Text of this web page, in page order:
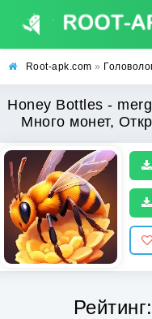
Root-apk.com »
Honey Bottles -
Много монет,